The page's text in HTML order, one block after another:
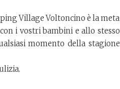
Village Voltoncino è la meta
i vostri bambini e allo stesso
momento della stagione